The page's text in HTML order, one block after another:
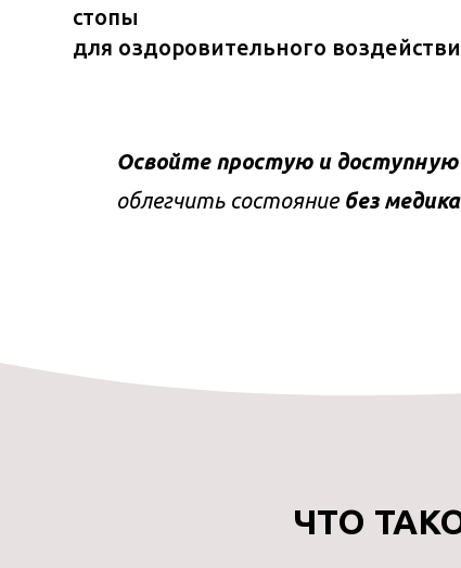
стопы
для оздоровительного
Освойте простую и
облегчить состояние без
ЧТО